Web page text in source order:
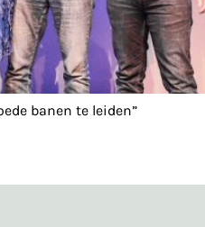
banen te leiden”